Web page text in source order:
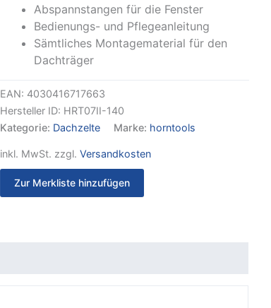
Abspannstangen für die Fenster
Bedienungs- und Pflegeanleitung
Sämtliches Montagematerial für den
Dachträger
EAN: 4030416717663
Hersteller ID: HRT07II-140
Kategorie: Dachzelte Marke: horntools
inkl. MwSt. zzgl. Versandkosten
Zur Merkliste hinzufügen